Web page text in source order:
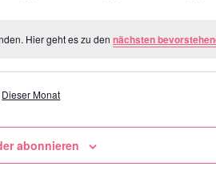
Hier geht es zu den nächsten
Dieser Monat
abonnieren